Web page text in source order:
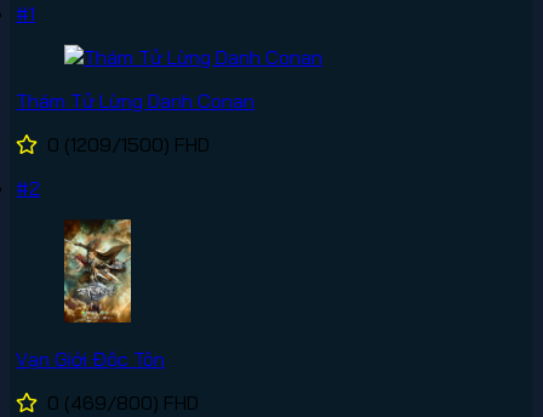
#1
Thám Tử Lừng Danh Conan
0 (1209/1500) FHD
#2
Vạn Giới Độc Tôn
0 (469/800) FHD